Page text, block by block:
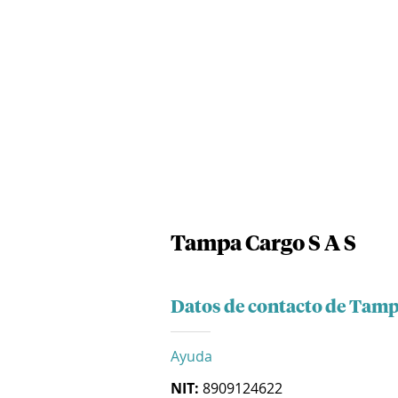
Tampa Cargo S A S
Datos de contacto de
Ayuda
NIT: 8909124622